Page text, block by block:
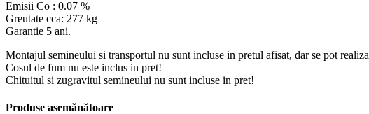
Emisii Co : 0.07 %
Greutate cca: 277 kg
Garantie 5 ani.
Montajul semineului si transportul nu sunt incluse in pretul afisat, dar se pot
Cosul de fum nu este inclus in pret!
Chituitul si zugravitul semineului nu sunt incluse in pret!
Produse asemănătoare